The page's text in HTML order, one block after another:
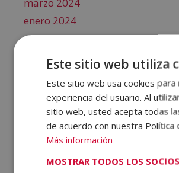
enero 2024
noviembre 2023
septiembre 2023
mayo 2023
abril 2023
febrero 2023
diciembre 2022
octubre 2022
Este sitio web utiliza
Este sitio web usa cookies para
experiencia del usuario. Al
sitio web, usted acepta todas
de acuerdo con nuestra Política
Más información
MOSTRAR TODOS LOS SOCIOS